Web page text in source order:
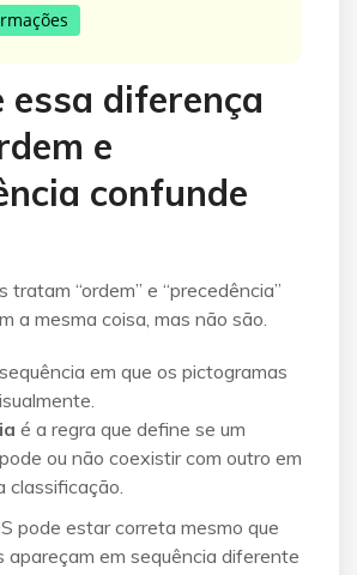
essa diferença
e
confunde
tratam “ordem” e “precedência”
a mesma coisa, mas não são.
em que os pictogramas
é a regra que define se um
ou não coexistir com outro em
classificação.
pode estar correta mesmo que
apareçam em sequência diferente